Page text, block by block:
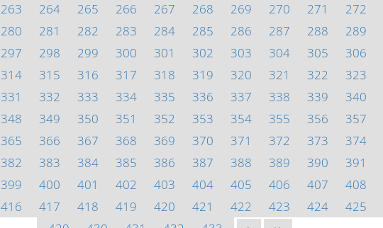
263 264 265 266 267 268 269 270 271 272
280 281 282 283 284 285 286 287 288 289
297 298 299 300 301 302 303 304 305 306
314 315 316 317 318 319 320 321 322 323
331 332 333 334 335 336 337 338 339 340
348 349 350 351 352 353 354 355 356 357
365 366 367 368 369 370 371 372 373 374
382 383 384 385 386 387 388 389 390 391
399 400 401 402 403 404 405 406 407 408
416 417 418 419 420 421 422 423 424 425